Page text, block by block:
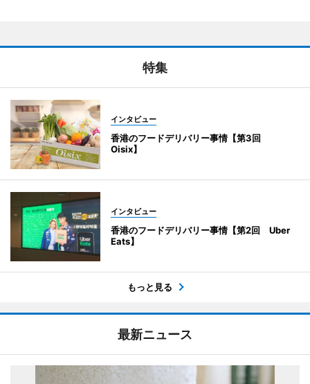
特集
インタビュー
香港のフードデリバリー事情【第3回
Oisix】
インタビュー
香港のフードデリバリー事情【第2回 Uber
Eats】
もっと見る
最新ニュース